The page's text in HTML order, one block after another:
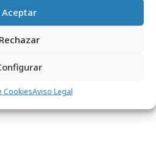
Aceptar
Rechazar
CookiesAviso Legal
hacia dónde vamos
muy completa y el futuro
y de nosotros.
concluía la Ministra.